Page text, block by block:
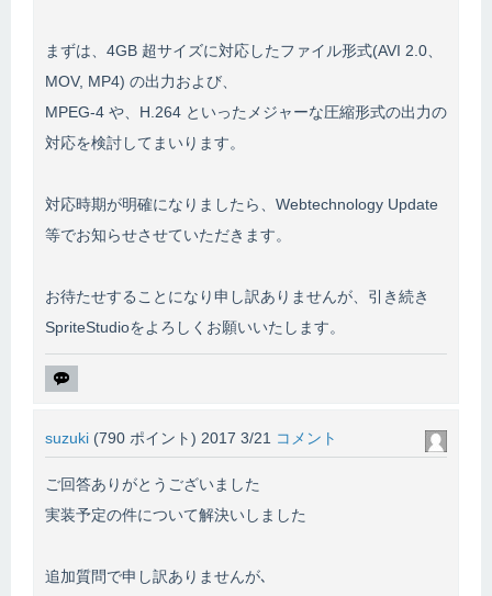
まずは、4GB 超サイズに対応したファイル形式(AVI 2.0、
MOV, MP4) の出力および、
MPEG-4 や、H.264 といったメジャーな圧縮形式の出力の
対応を検討してまいります。
対応時期が明確になりましたら、Webtechnology Update
等でお知らせさせていただきます。
お待たせすることになり申し訳ありませんが、引き続き
SpriteStudioをよろしくお願いいたします。
suzuki (790 ポイント) 2017 3/21 コメント
ご回答ありがとうございました
実装予定の件について解決いしました
追加質問で申し訳ありませんが､